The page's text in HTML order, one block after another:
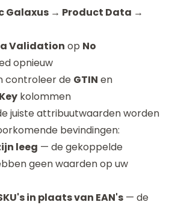
Galaxus → Product Data →
Validation op No
opnieuw
controleer de GTIN en
kolommen
juiste attribuutwaarden worden
bevindingen:
leeg — de gekoppelde
geen waarden op uw
in plaats van EAN's — de